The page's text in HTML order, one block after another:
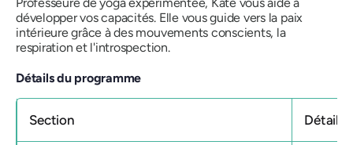
développer vos capacités. Elle vous guide vers la paix
intérieure grâce à des mouvements conscients, la
respiration et l'introspection.
Détails du programme
Section Détails